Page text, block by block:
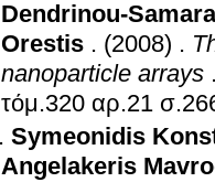
Dendrinou-
Orestis . (2008) .
nanoparticle arrays
τόμ.320
Symeonidis
Angelakeris